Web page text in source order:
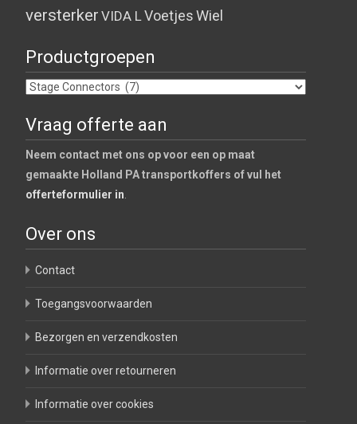
versterker VIDA L VoetjesWiel
Productgroepen
Vraag offerte aan
Neem contact met ons op voor een op maat
gemaakte Holland PA transportkoffers of vul het
offerteformulier in
Over ons
Contact
Toegangsvoorwaarden
Bezorgen en verzendkosten
Informatie over retourneren
Informatie over cookies